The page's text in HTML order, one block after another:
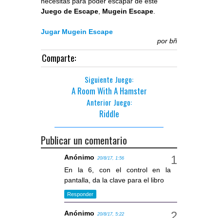
Juego de Escape, Mugein Escape.
Jugar Mugein Escape
por bñ
Comparte:
Siguiente Juego:
A Room With A Hamster
Anterior Juego:
Riddle
Publicar un comentario
Anónimo 20/8/17, 1:56
En la 6, con el control en la
pantalla, da la clave para el libro
Responder
Anónimo 20/8/17, 5:22